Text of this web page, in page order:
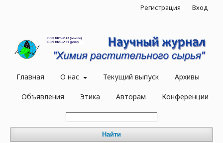
Главная О нас Текущий выпуск Архивы
Объявления Этика Авторам Конференции
Найти
Регистрация Вход